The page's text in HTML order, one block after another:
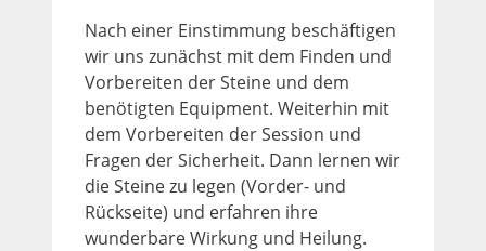
Nach einer Einstimmung beschäftigen
wir uns zunächst mit dem Finden und
Vorbereiten der Steine und dem
benötigten Equipment. Weiterhin mit
dem Vorbereiten der Session und
Fragen der Sicherheit. Dann lernen wir
die Steine zu legen (Vorder- und
Rückseite) und erfahren ihre
wunderbare Wirkung und Heilung.